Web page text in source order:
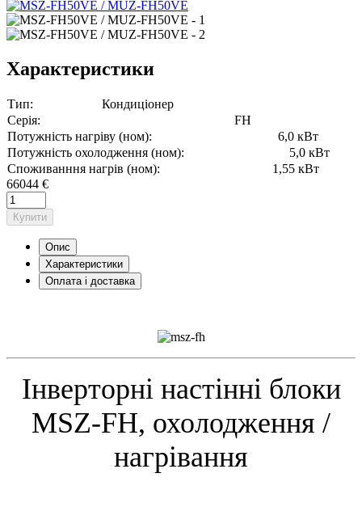
Характеристики
Тип:
Кондиціонер
Серія:
FH
Потужність нагріву (ном):
6,0 кВт
Потужність охолодження (ном):
5,0 кВт
Споживанння нагрів (ном):
1,55 кВт
66044 €
Купити
Опис
Характеристики
Оплата і доставка
Інверторні настінні блоки
MSZ-FH, охолодження /
нагрівання